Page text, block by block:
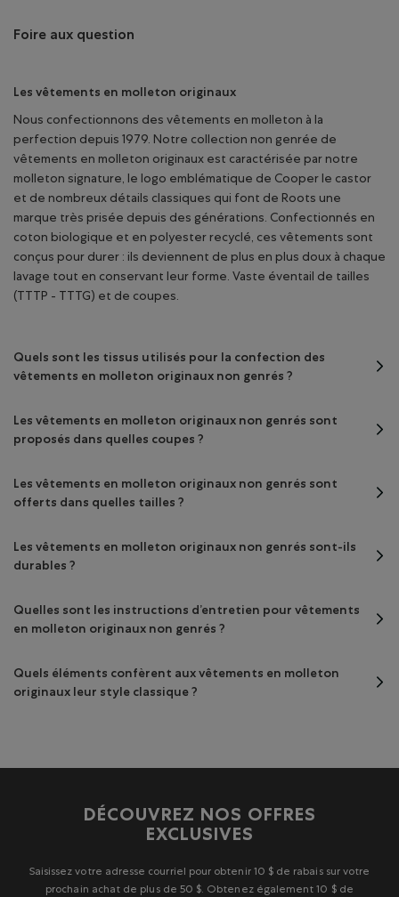
Foire aux question
Les vêtements en molleton originaux
Nous confectionnons des vêtements en molleton à la
perfection depuis 1979. Notre collection non genrée de
vêtements en molleton originaux est caractérisée par notre
molleton signature, le logo emblématique de Cooper le castor
et de nombreux détails classiques qui font de Roots une
marque très prisée depuis des générations. Confectionnés en
coton biologique et en polyester recyclé, ces vêtements sont
conçus pour durer : ils deviennent de plus en plus doux à chaque
lavage tout en conservant leur forme. Vaste éventail de tailles
(TTTP - TTTG) et de coupes.
Quels sont les tissus utilisés pour la confection des
vêtements en molleton originaux non genrés ?
Les vêtements en molleton originaux non genrés sont
proposés dans quelles coupes ?
Les vêtements en molleton originaux non genrés sont
offerts dans quelles tailles ?
Les vêtements en molleton originaux non genrés sont-ils
durables ?
Quelles sont les instructions d’entretien pour vêtements
en molleton originaux non genrés ?
Quels éléments confèrent aux vêtements en molleton
originaux leur style classique ?
DÉCOUVREZ NOS OFFRES
EXCLUSIVES
Saisissez votre adresse courriel pour obtenir 10 $ de rabais sur votre
prochain achat de plus de 50 $. Obtenez également 10 $ de